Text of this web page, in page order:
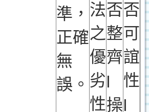
準，
正確
無
誤。
法
之
優
劣
性
否
整
齊
l
操
否
可
誼
性
l